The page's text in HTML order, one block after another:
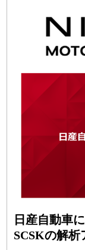
日産自動車
SCSKの解析